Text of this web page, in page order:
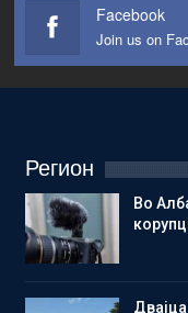
Facebook
Join us on
Регион
Во